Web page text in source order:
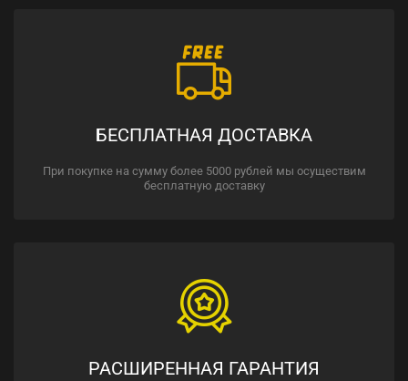
БЕСПЛАТНАЯ ДОСТАВКА
При покупке на сумму более 5000 рублей мы осуществим
бесплатную доставку
РАСШИРЕННАЯ ГАРАНТИЯ